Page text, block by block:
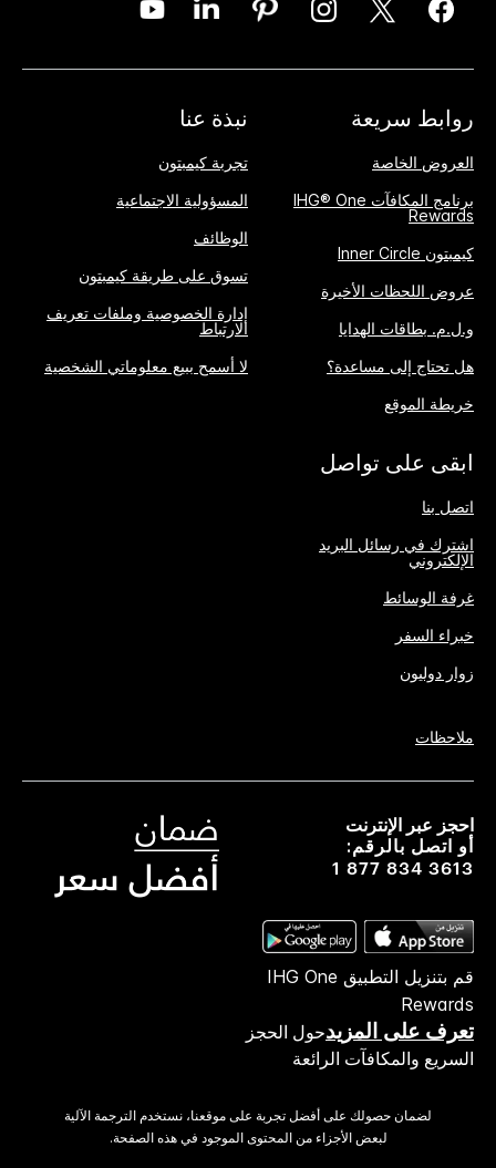
روابط سريعة
العروض الخاصة
برنامج المكافآت IHG® One
Rewards
كيمبتون Inner Circle
عروض اللحظات الأخيرة
و.ل.م. بطاقات الهدايا
هل تحتاج إلى مساعدة؟
خريطة الموقع
نبذة عنا
تجربة كيمبتون
المسؤولية الاجتماعية
الوظائف
تسوق على طريقة كيمبتون
إدارة الخصوصية وملفات تعريف
الارتباط
لا أسمح ببيع معلوماتي الشخصية
ابقى على تواصل
اتصل بنا
اشترك في رسائل البريد
الإلكتروني
غرفة الوسائط
خبراء السفر
زوار دوليون
ملاحظات
احجز عبر الإنترنت
أو اتصل بالرقم:
1 877 834 3613
قم بتنزيل التطبيق IHG One
Rewards
تعرف على المزيدحول الحجز
السريع والمكافآت الرائعة
لضمان حصولك على أفضل تجربة على موقعنا، نستخدم الترجمة الآلية
لبعض الأجزاء من المحتوى الموجود في هذه الصفحة.